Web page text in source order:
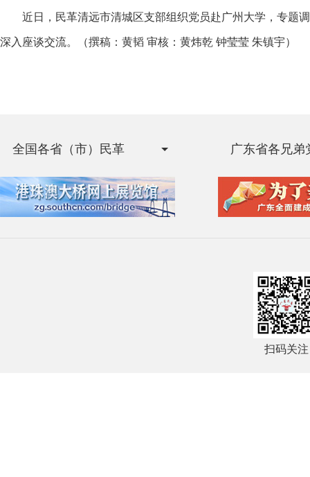
近日，民革清远市清城区支部组织党员赴广州大学，专题调
深入座谈交流。（撰稿：黄韬 审核：黄炜乾 钟莹莹 朱镇宇）
全国各省（市）民革 广东省各兄弟
扫码关注